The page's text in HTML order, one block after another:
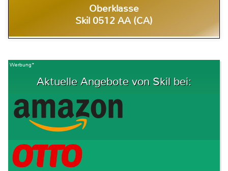
Oberklasse
Skil 0512 AA (CA)
Werbung*
Aktuelle Angebote von Skil bei: